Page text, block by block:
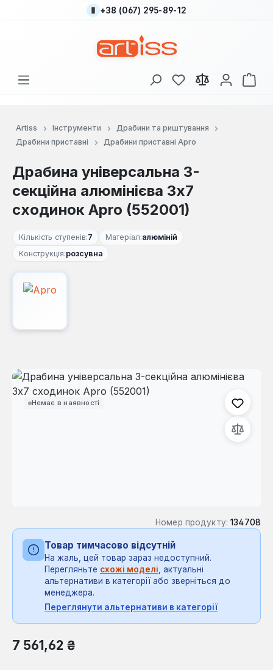
Перейти до основного вмісту
+38 (067) 295-89-12
У вас є 0 у списку
Artiss Інструменти
Драбини та риштування
Драбини приставні
Драбини приставні Apro
Драбина універсальна 3-
секційна алюмінієва 3x7
сходинок Apro (552001)
Кількість ступенів:7 Матеріал:алюміній
Конструкція:розсувна
Немає в наявності
Пропустити галерею зображень
Номер продукту: 134708
Товар тимчасово відсутній
На жаль, цей товар зараз недоступний.
Перегляньте схожі моделі, актуальні
альтернативи в категорії або зверніться до
менеджера.
Переглянути альтернативи в категорії
Звичайна ціна:
7 561,62 ₴